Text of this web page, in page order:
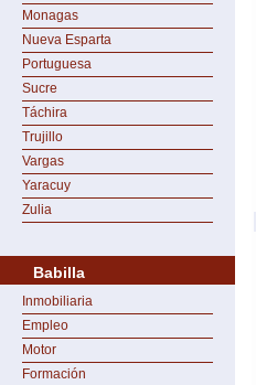
Monagas
Nueva Esparta
Portuguesa
Sucre
Táchira
Trujillo
Vargas
Yaracuy
Zulia
Babilla
Inmobiliaria
Empleo
Motor
Formación